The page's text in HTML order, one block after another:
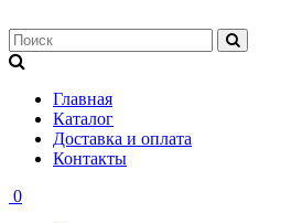
Главная
Каталог
Доставка и оплата
Контакты
0